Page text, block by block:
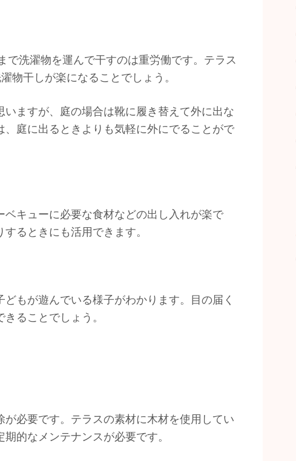
で洗濯物を運んで干すのは重労働です。テラス
物干しが楽になることでしょう。
ますが、庭の場合は靴に履き替えて外に出な
庭に出るときよりも気軽に外にでることがで
キューに必要な食材などの出し入れが楽で
るときにも活用できます。
もが遊んでいる様子がわかります。目の届く
ることでしょう。
必要です。テラスの素材に木材を使用してい
的なメンテナンスが必要です。